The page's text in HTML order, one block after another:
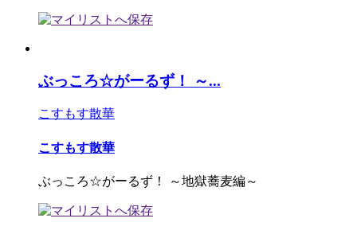
ぶっころ☆がーるず！ ～...
こすもす散華
こすもす散華
ぶっころ☆がーるず！ ～地獄蕎麦編～